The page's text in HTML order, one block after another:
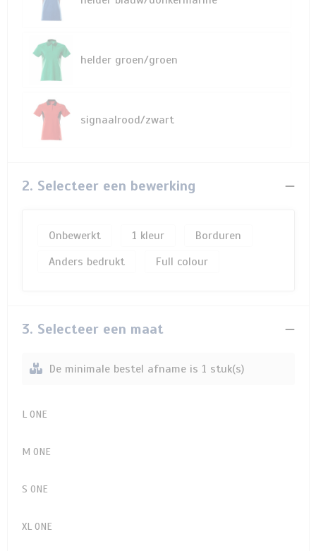
helder groen/groen
signaalrood/zwart
2. Selecteer een bewerking
Onbewerkt 1
Borduren
Anders bedrukt
Full colour
3. Selecteer een maat
De minimale bestel afname is 1 stuk(s)
L ONE
M ONE
S ONE
XL ONE